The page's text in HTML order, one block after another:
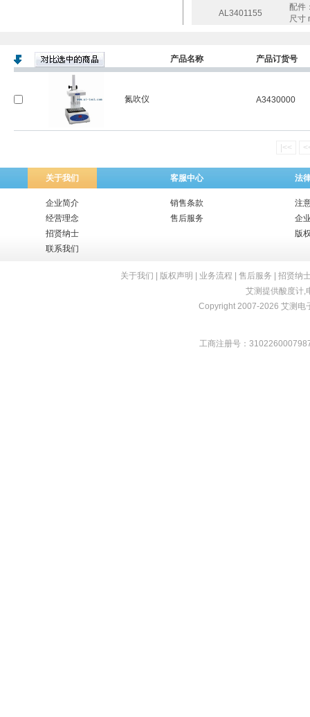
AL3401155
配件
尺寸
产品名称 产品订货号
氮吹仪 A3430000
|<<
关于我们 客服中心 法
企业简介
经营理念
招贤纳士
联系我们
销售条款
售后服务
注
企
版
关于我们 版权声明 业务流程 售后服务
招贤纳
艾测提供酸度计,
Copyright 2007-2026 艾测电
工商注册号：